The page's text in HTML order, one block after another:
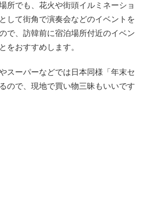
所でも、花火や街頭イルミネーショ
して街角で演奏会などのイベントを
で、訪韓前に宿泊場所付近のイベン
をおすすめします。
スーパーなどでは日本同様「年末セ
ので、現地で買い物三昧もいいです